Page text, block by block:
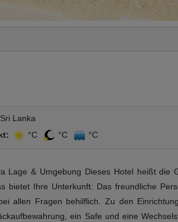
Lanka
°C °C °C
Lage & Umgebung Dieses Hotel heißt die
bietet Ihre Unterkunft: Das freundliche
allen Fragen behilflich. Zu den
ein Safe und eine